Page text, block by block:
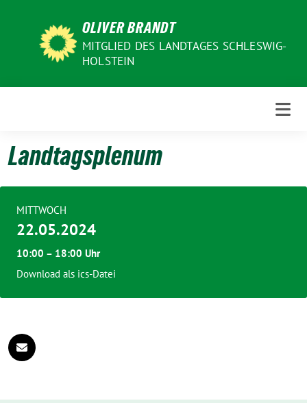
OLIVER BRANDT
MITGLIED DES LANDTAGES SCHLESWIG-
HOLSTEIN
Landtagsplenum
MITTWOCH
22.05.2024
10:00 – 18:00 Uhr
Download als ics-Datei